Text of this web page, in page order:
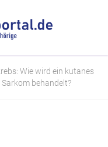
Wie wird ein kutanes
Sarkom behandelt?